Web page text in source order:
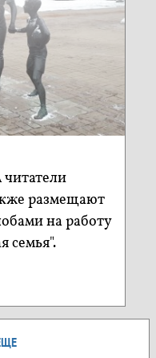
размещают
на работу
семья".